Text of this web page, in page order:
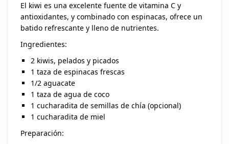
El kiwi es una excelente fuente de vitamina C y
antioxidantes, y combinado con espinacas, ofrece un
batido refrescante y lleno de nutrientes.
Ingredientes:
2 kiwis, pelados y picados
1 taza de espinacas frescas
1/2 aguacate
1 taza de agua de coco
1 cucharadita de semillas de chía (opcional)
1 cucharadita de miel
Preparación: